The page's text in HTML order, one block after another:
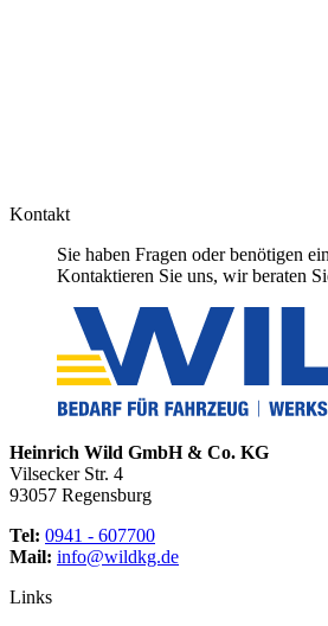
Kontakt
Sie haben Fragen oder benötigen
Kontaktieren Sie uns, wir beraten
Heinrich Wild GmbH & Co. KG
Vilsecker Str. 4
93057 Regensburg
Tel: 0941 - 607700
Mail: info@wildkg.de
Links